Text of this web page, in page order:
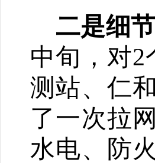
二是细
中旬，对2
测站、仁
了一次拉
水电、防